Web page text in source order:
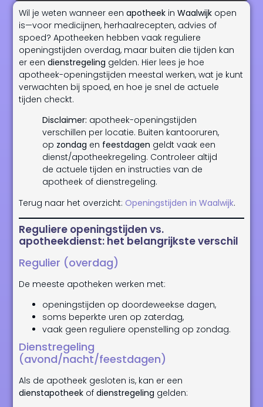
Wil je weten wanneer eenapotheek inWaalwijk open
is—voor medicijnen, herhaalrecepten, advies of
spoed? Apotheeken hebben vaak reguliere
openingstijden overdag, maar buiten die tijden kan
er eendienstregeling gelden. Hier lees je hoe
apotheek-openingstijden meestal werken, wat je kunt
verwachten bij spoed, en hoe je snel de actuele
tijden checkt.
Disclaimer: apotheek-openingstijden
verschillen per locatie. Buiten kantooruren,
op zondag en feestdagen geldt vaak een
dienst/apotheekregeling. Controleer altijd
de actuele tijden en instructies van de
apotheek of dienstregeling.
Terug naar het overzicht: Openingstijden in Waalwijk.
Reguliere openingstijden vs.
apotheekdienst: het belangrijkste verschil
Regulier (overdag)
De meeste apotheken werken met:
openingstijden op doordeweekse dagen,
soms beperkte uren op zaterdag,
vaak geen reguliere openstelling op zondag.
Dienstregeling
(avond/nacht/feestdagen)
Als de apotheek gesloten is, kan er een
dienstapotheek ofdienstregeling gelden: